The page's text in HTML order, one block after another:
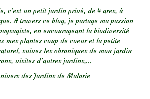
c'est un petit jardin privé, de 4 ares, à
A travers ce blog, je partage ma passion
en encourageant la biodiversité
mes plantes coup de coeur et la petite
suivez les chroniques de mon jardin
visitez d’autres jardins,...
des Jardins de Malorie